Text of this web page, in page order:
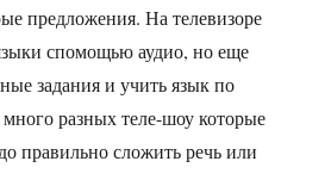
предложения. На телевизоре
спомощью аудио, но еще
задания и учить язык по
разных теле-шоу которые
правильно сложить речь или